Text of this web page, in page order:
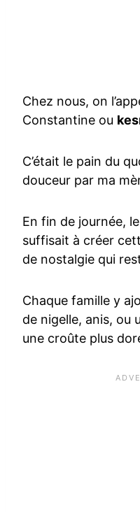
Chez nous, on
Constantine ou
C’était le pain du
douceur par ma
En fin de journée,
suffisait à créer
de nostalgie qui
Chaque famille y
de nigelle, anis, ou
une croûte plus